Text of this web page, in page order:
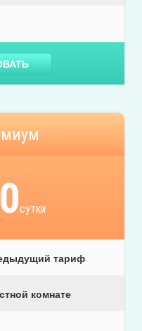
сутки
тариф
комнате